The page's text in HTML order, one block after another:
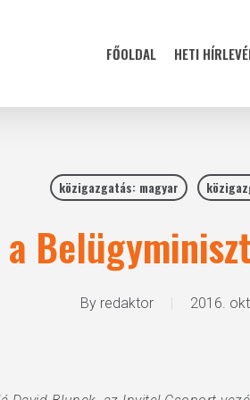
FŐOLDAL HETI
közigazgatás: magyar
By redaktor 2016.